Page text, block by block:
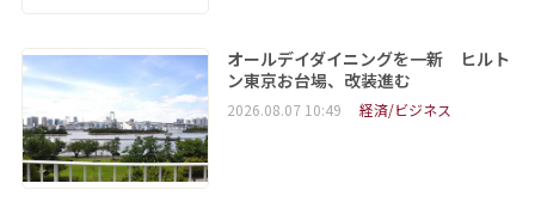
オールデイダイニングを一新 ヒルト
ン東京お台場、改装進む
2026.08.07 10:49 経済/ビジネス